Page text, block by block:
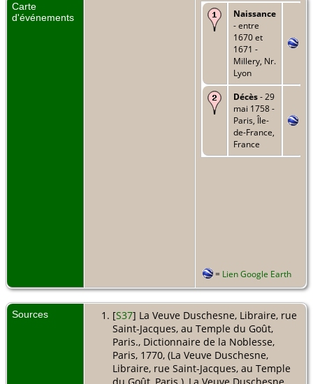
Carte
d'événements
Naissance
- entre
1670 et
1671 -
Millery, Nr.
Lyon
Décès- 29
mai 1758 -
Paris, Île-
de-France,
France
= Lien Google Earth
Sources [S37] La Veuve Duschesne, Libraire, rue
Saint-Jacques, au Temple du Goût,
Paris., Dictionnaire de la Noblesse,
Paris, 1770, (La Veuve Duschesne,
Libraire, rue Saint-Jacques, au Temple